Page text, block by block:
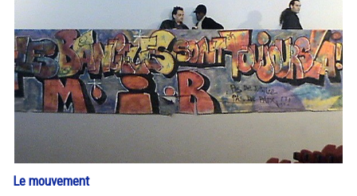
Le mouvement